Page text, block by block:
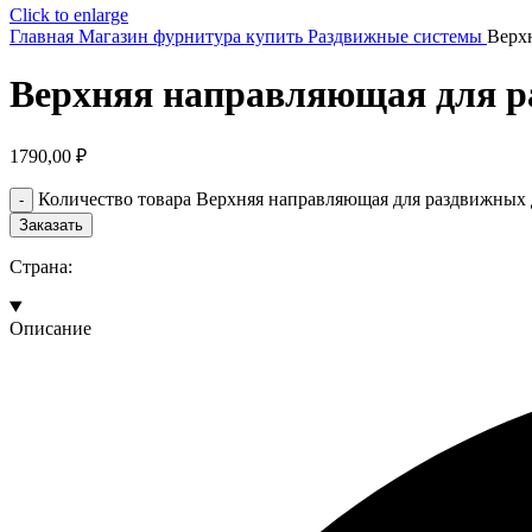
Click to enlarge
Главная Магазин фурнитура купить Раздвижные системы
Верхняя направляющая для
1790,00 ₽
Количество товара Верхняя направляющая для
Заказать
Страна:
Описание